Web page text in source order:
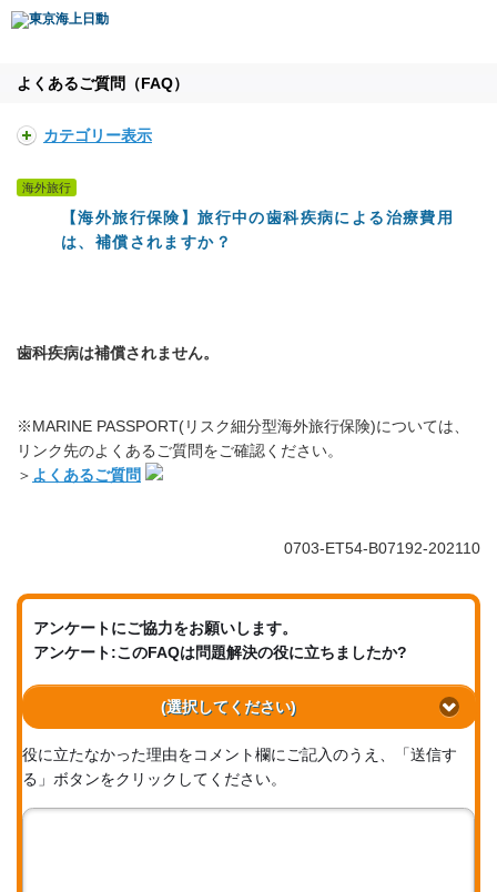
よくあるご質問（FAQ）
カテゴリー表示
海外旅行
【海外旅行保険】旅行中の歯科疾病による治療費用
は、補償されますか？
歯科疾病は補償されません。
※MARINE PASSPORT(リスク細分型海外旅行保険)については、
リンク先のよくあるご質問をご確認ください。
＞ よくあるご質問
0703-ET54-B07192-202110
アンケートにご協力をお願いします。
アンケート:このFAQは問題解決の役に立ちましたか?
(選択してください)
役に立たなかった理由をコメント欄にご記入のうえ、「送信す
る」ボタンをクリックしてください。